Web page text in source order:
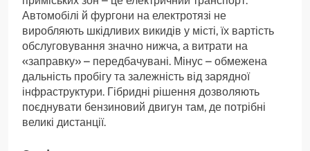
Автомобілі й фургони на електротязі не
виробляють шкідливих викидів у місті, їх вартість
обслуговування значно нижча, а витрати на
«заправку» – передбачувані. Мінус – обмежена
дальність пробігу та залежність від зарядної
інфраструктури. Гібридні рішення дозволяють
поєднувати бензиновий двигун там, де потрібні
великі дистанції.